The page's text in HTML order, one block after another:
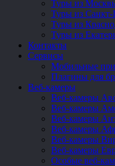
Туры из
Туры из Санкт-
Туры из
Туры из
Контакты
Сервисы
Мобильные
Плагины для
Веб-камеры
Веб-камеры
Веб-камеры
Веб-камеры
Веб-камеры
Веб-камеры
Веб-камеры
Особые веб-